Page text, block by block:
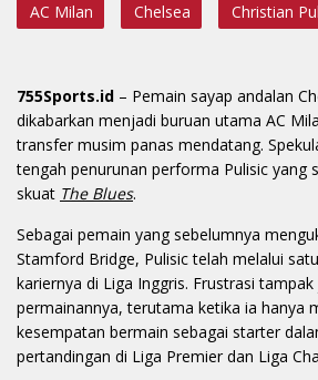
AC Milan Chelsea Christian
755Sports.id – Pemain sayap andalan
dikabarkan menjadi buruan utama AC
transfer musim panas mendatang.
tengah penurunan performa Pulisic yang
skuat The Blues.
Sebagai pemain yang sebelumnya
Stamford Bridge, Pulisic telah melalui
kariernya di Liga Inggris. Frustrasi
permainannya, terutama ketika ia hanya
kesempatan bermain sebagai starter
pertandingan di Liga Premier dan Liga